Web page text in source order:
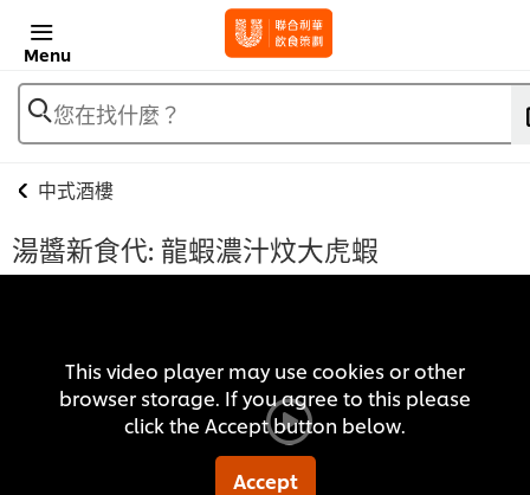
Menu
您在找什麼？
中式酒樓
湯醬新食代: 龍蝦濃汁炆大虎蝦
This video player may use cookies or other
browser storage. If you agree to this please
click the Accept button below.
Accept